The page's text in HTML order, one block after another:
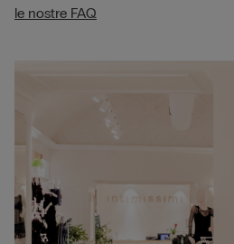
le nostre FAQ